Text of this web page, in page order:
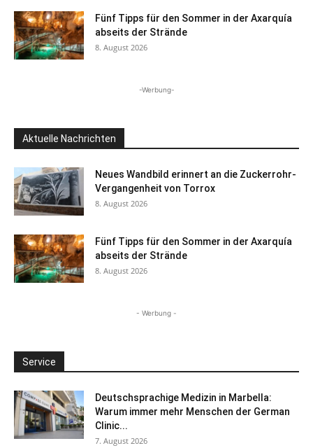
Fünf Tipps für den Sommer in der Axarquía
abseits der Strände
8. August 2026
-Werbung-
Aktuelle Nachrichten
Neues Wandbild erinnert an die Zuckerrohr-
Vergangenheit von Torrox
8. August 2026
Fünf Tipps für den Sommer in der Axarquía
abseits der Strände
8. August 2026
- Werbung -
Service
Deutschsprachige Medizin in Marbella:
Warum immer mehr Menschen der German
Clinic...
7. August 2026